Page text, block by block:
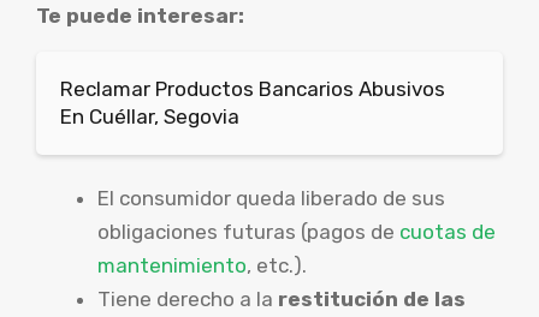
Te puede interesar:
Reclamar Productos Bancarios Abusivos
En Cuéllar, Segovia
El consumidor queda liberado de sus
obligaciones futuras (pagos de cuotas de
mantenimiento, etc.).
Tiene derecho a la restitución de las